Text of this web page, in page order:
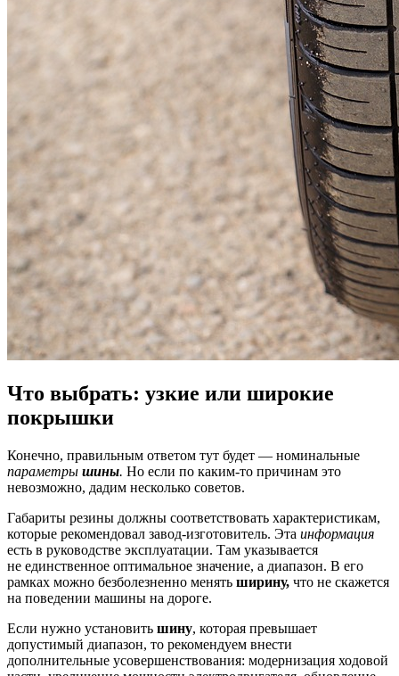
Что выбрать: узкие или широкие
покрышки
Конечно, правильным ответом тут будет — номинальные
параметры шины. Но если по каким-то причинам это
невозможно, дадим несколько советов.
Габариты резины должны соответствовать характеристикам,
которые рекомендовал завод-изготовитель. Эта информация
есть в руководстве эксплуатации. Там указывается
не единственное оптимальное значение, а диапазон. В его
рамках можно безболезненно менять ширину, что не скажется
на поведении машины на дороге.
Если нужно установить шину, которая превышает
допустимый диапазон, то рекомендуем внести
дополнительные усовершенствования: модернизация ходовой